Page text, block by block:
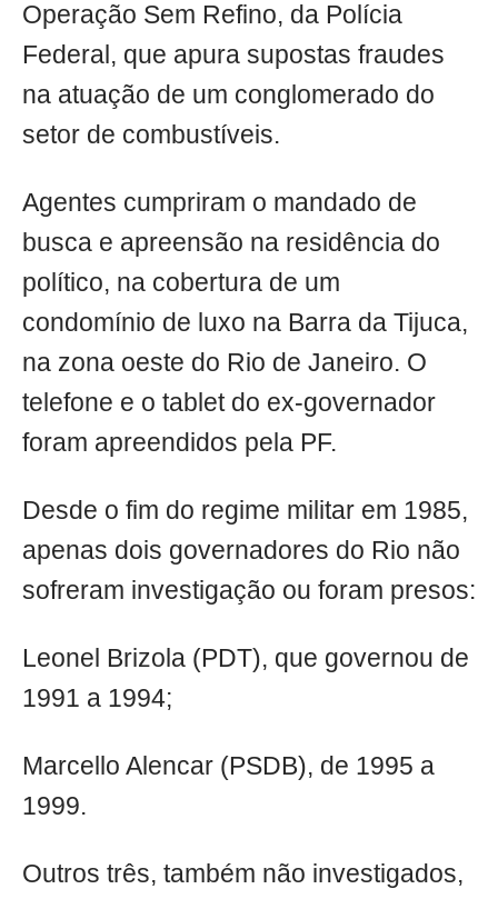
Operação Sem Refino, da Polícia
Federal, que apura supostas fraudes
na atuação de um conglomerado do
setor de combustíveis.
Agentes cumpriram o mandado de
busca e apreensão na residência do
político, na cobertura de um
condomínio de luxo na Barra da Tijuca,
na zona oeste do Rio de Janeiro. O
telefone e o tablet do ex-governador
foram apreendidos pela PF.
Desde o fim do regime militar em 1985,
apenas dois governadores do Rio não
sofreram investigação ou foram presos:
Leonel Brizola (PDT), que governou de
1991 a 1994;
Marcello Alencar (PSDB), de 1995 a
1999.
Outros três, também não investigados,